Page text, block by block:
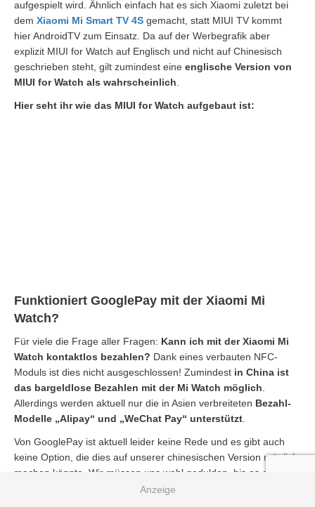
aufgespielt wird. Ähnlich einfach hat es sich Xiaomi zuletzt bei
dem Xiaomi Mi Smart TV 4S gemacht, statt MIUI TV kommt
hier AndroidTV zum Einsatz. Da auf der Werbegrafik aber
explizit MIUI for Watch auf Englisch und nicht auf Chinesisch
geschrieben steht, gilt zumindest eine englische Version von
MIUI for Watch als wahrscheinlich
Hier seht ihr wie das MIUI for Watch aufgebaut ist:
Funktioniert GooglePay mit der Xiaomi Mi
Watch?
Für viele die Frage aller Fragen: Kann ich mit der Xiaomi Mi
Watch kontaktlos bezahlen? Dank eines verbauten NFC-
Moduls ist dies nicht ausgeschlossen! Zumindest in China ist
das bargeldlose Bezahlen mit der Mi Watch möglich
Allerdings werden aktuell nur die in Asien verbreiteten Bezahl-
Modelle „Alipay“ und „WeChat Pay“ unterstützt
Von GooglePay ist aktuell leider keine Rede und es gibt auch
keine Option, die dies auf unserer chinesischen Version möglich
machen könnte. Wir müssen uns wohl gedulden, bis es eine
Global Version oder zumindest eine offizielle Global ROM gibt.